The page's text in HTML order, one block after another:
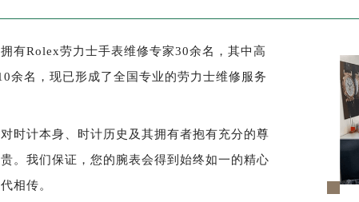
写字楼1座30层05室（需提前预约）
字楼B座11层1104室（需提前预约）
茂环球金融中心写字楼（芙蓉广场）10层13室（需提前预约
楼29层2905室（需提前预约）
有Rolex劳力士手表维修专家30余名，其中高
余名，现已形成了全国专业的劳力士维修服务
时计本身、时计历史及其拥有者抱有充分的尊
。我们保证，您的腕表会得到始终如一的精心
相传。